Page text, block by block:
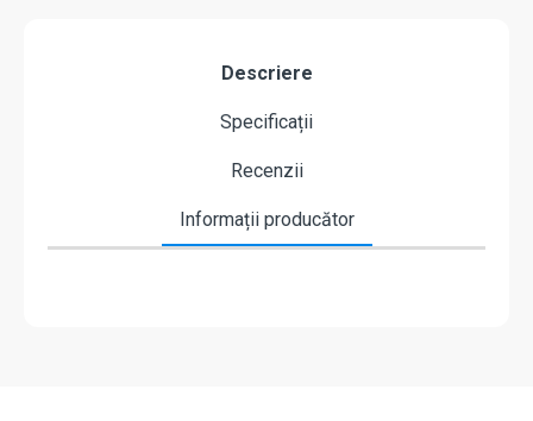
Descriere
Specificații
Recenzii
Informații producător